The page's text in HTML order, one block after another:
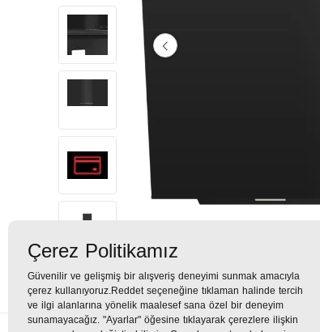
Çerez Politikamız
Güvenilir ve gelişmiş bir alışveriş deneyimi sunmak amacıyla
çerez kullanıyoruz.Reddet seçeneğine tıklaman halinde tercih
ve ilgi alanlarına yönelik maalesef sana özel bir deneyim
sunamayacağız. "Ayarlar" öğesine tıklayarak çerezlere ilişkin